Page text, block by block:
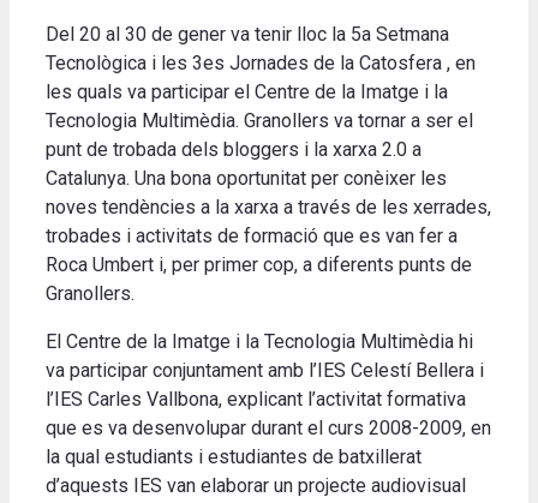
Del 20 al 30 de gener va tenir lloc la 5a Setmana
Tecnològica i les 3es Jornades de la Catosfera , en
les quals va participar el Centre de la Imatge i la
Tecnologia Multimèdia. Granollers va tornar a ser el
punt de trobada dels bloggers i la xarxa 2.0 a
Catalunya. Una bona oportunitat per conèixer les
noves tendències a la xarxa a través de les xerrades,
trobades i activitats de formació que es van fer a
Roca Umbert i, per primer cop, a diferents punts de
Granollers.
El Centre de la Imatge i la Tecnologia Multimèdia hi
va participar conjuntament amb l’IES Celestí Bellera i
l’IES Carles Vallbona, explicant l’activitat formativa
que es va desenvolupar durant el curs 2008-2009, en
la qual estudiants i estudiantes de batxillerat
d’aquests IES van elaborar un projecte audiovisual